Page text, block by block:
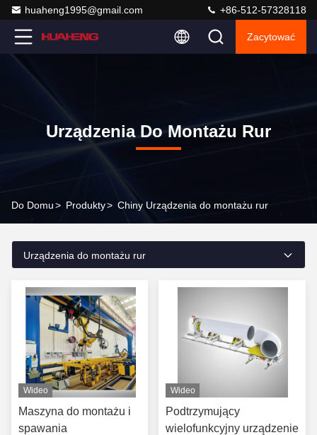
huaheng1995@gmail.com +86-512-57328118
Zacytować
Urządzenia Do Montażu Rur
Do Domu> Produkty> Chiny Urządzenia do montażu rur
Urządzenia do montażu rur
Wideo
Maszyna do montażu i
spawania
Wideo
Podtrzymujący
wielofunkcyjny urządzenie